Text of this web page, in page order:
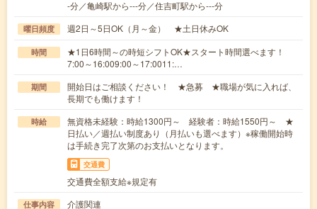
-分／亀崎駅から---分／住吉町駅から---分
曜日頻度 週2日～5日OK（月～金） ★土日休みOK
時間
★1日6時間～の時短シフトOK★スタート時間選べます！
7:00～16:009:00～17:0011:…
期間
開始日はご相談ください！ ★急募 ★職場が気に入れば、
長期でも働けます！
時給
無資格未経験：時給1300円～ 経験者：時給1550円～ ★
日払い／週払い制度あり（月払いも選べます）※稼働開始時
は手続き完了次第のお支払いとなります。
交通費
交通費全額支給※規定有
仕事内容
介護関連